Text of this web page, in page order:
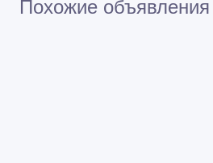
Похожие объявления